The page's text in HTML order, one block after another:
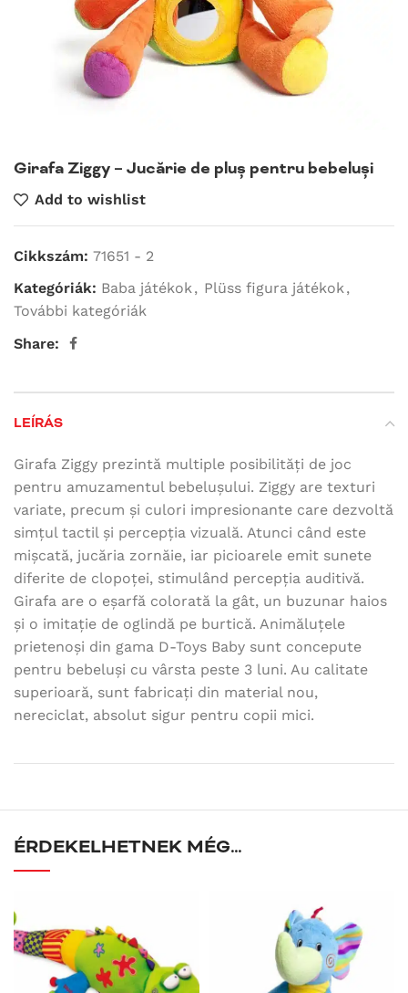
Girafa Ziggy – Jucărie de pluș pentru bebeluși
Add to wishlist
Cikkszám: 71651 - 2
Kategóriák: Baba játékok, Plüss figura játékok,
További kategóriák
Share:
LEÍRÁS
Girafa Ziggy prezintă multiple posibilități de joc
pentru amuzamentul bebelușului. Ziggy are texturi
variate, precum și culori impresionante care dezvoltă
simțul tactil și percepția vizuală. Atunci când este
mișcată, jucăria zornăie, iar picioarele emit sunete
diferite de clopoței, stimulând percepția auditivă.
Girafa are o eșarfă colorată la gât, un buzunar haios
și o imitație de oglindă pe burtică. Animăluțele
prietenoși din gama D-Toys Baby sunt concepute
pentru bebeluși cu vârsta peste 3 luni. Au calitate
superioară, sunt fabricați din material nou,
nereciclat, absolut sigur pentru copii mici.
ÉRDEKELHETNEK MÉG…